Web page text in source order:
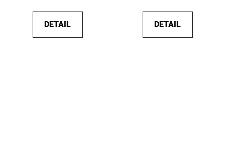
DETAIL DETAIL